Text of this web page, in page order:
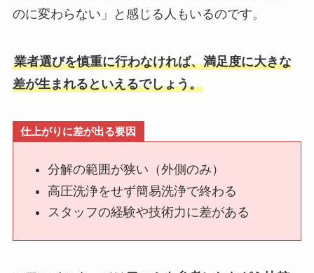
のに変わらない」と感じる人もいるのです。
業者選びを慎重に行わなければ、満足度に大きな
差が生まれるといえるでしょう。
仕上がりに差が出る要因
分解の範囲が狭い（外側のみ）
高圧洗浄をせず簡易洗浄で終わる
スタッフの経験や技術力に差がある